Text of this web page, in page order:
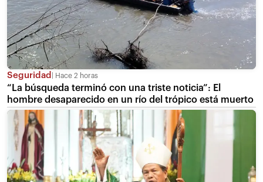
Seguridad Hace 2 horas
“La búsqueda terminó con una triste noticia”: El
hombre desaparecido en un río del trópico está muerto